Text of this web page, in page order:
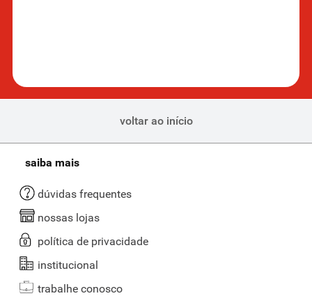
voltar ao início
saiba mais
dúvidas frequentes
nossas lojas
política de privacidade
institucional
trabalhe conosco